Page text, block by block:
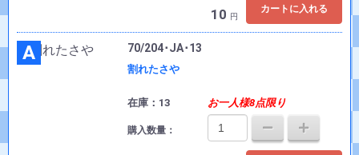
10 円
カートに入れる
A 70/204･JA･13
割れたさや
在庫：13 お一人様8点限り
購入数量：